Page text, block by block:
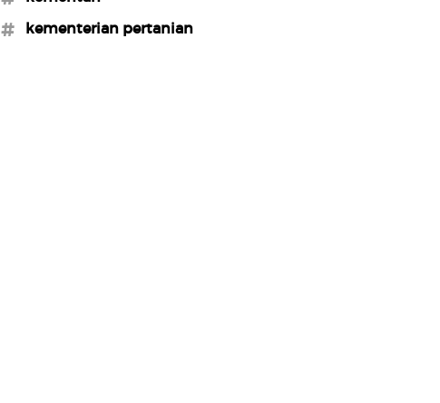
#kementerian pertanian